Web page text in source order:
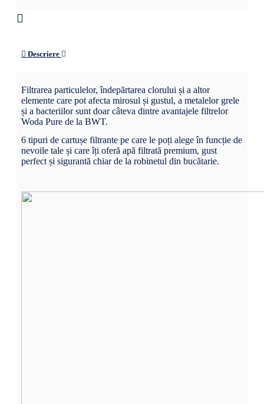
Descriere
Filtrarea particulelor, îndepărtarea clorului și a altor
elemente care pot afecta mirosul și gustul, a metalelor grele
și a bacteriilor sunt doar câteva dintre avantajele filtrelor
Woda Pure de la BWT.
6 tipuri de cartușe filtrante pe care le poți alege în funcție de
nevoile tale și care îți oferă apă filtrată premium, gust
perfect și sigurantă chiar de la robinetul din bucătarie.